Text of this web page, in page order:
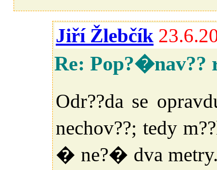
Jiří Žlebčík
Re: Pop?�nav??
Odr??da se
nechov??; tedy
� ne?� dva